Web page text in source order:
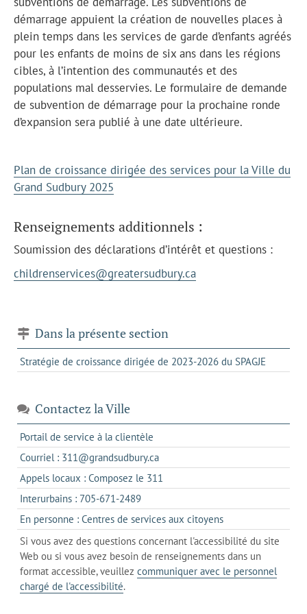
démarrage appuient la création de nouvelles places à
plein temps dans les services de garde d’enfants agréés
pour les enfants de moins de six ans dans les régions
cibles, à l’intention des communautés et des
populations mal desservies. Le formulaire de demande
de subvention de démarrage pour la prochaine ronde
d’expansion sera publié à une date ultérieure.
Plan de croissance dirigée des services pour la Ville du
Grand Sudbury 2025
Renseignements additionnels :
Soumission des déclarations d’intérêt et questions :
childrenservices@greatersudbury.ca
Dans la présente section
Stratégie de croissance dirigée de 2023-2026 du SPAGJE
Contactez la Ville
Portail de service à la clientèle
dans
un
nouvel
Courriel : 311@grandsudbury.cas'ouvre
dans
votre
de
messagerie
Appels locaux : Composez le 311
dans
un
client
de
votre
téléphone
Interurbains : 705-671-2489s'ouvre
dans
un
client
de
votre
En personne : Centres de services aux citoyenss'ouvre
dans
l'onglet
actuel
Si vous avez des questions concernant l'accessibilité du site
Web ou si vous avez besoin de renseignements dans un
format accessible, veuillez communiquer avec le personnel
chargé de l'accessibilité.